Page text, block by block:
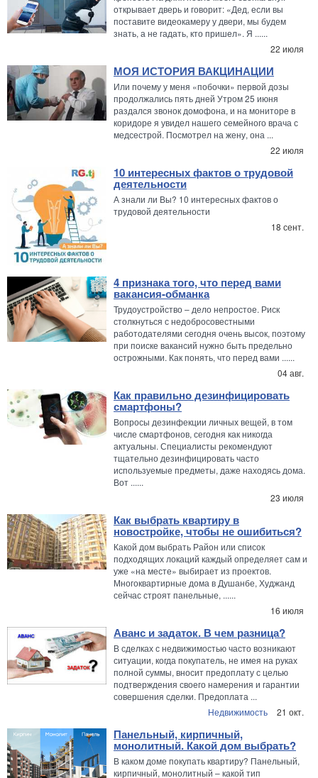
открывает дверь и говорит: «Дед, если вы
поставите видеокамеру у двери, мы будем
знать, а не гадать, кто пришел». Я ......
22 июля
МОЯ ИСТОРИЯ ВАКЦИНАЦИИ
Или почему у меня «побочки» первой дозы
продолжались пять дней Утром 25 июня
раздался звонок домофона, и на мониторе в
коридоре я увидел нашего семейного врача с
медсестрой. Посмотрел на жену, она ...
22 июля
10 интересных фактов о трудовой
деятельности
А знали ли Вы? 10 интересных фактов о
трудовой деятельности
18 сент.
4 признака того, что перед вами
вакансия-обманка
Трудоустройство – дело непростое. Риск
столкнуться с недобросовестными
работодателями сегодня очень высок, поэтому
при поиске вакансий нужно быть предельно
острожными. Как понять, что перед вами ......
04 авг.
Как правильно дезинфицировать
смартфоны?
Вопросы дезинфекции личных вещей, в том
числе смартфонов, сегодня как никогда
актуальны. Специалисты рекомендуют
тщательно дезинфицировать часто
используемые предметы, даже находясь дома.
Вот ......
23 июля
Как выбрать квартиру в
новостройке, чтобы не ошибиться?
Какой дом выбрать Район или список
подходящих локаций каждый определяет сам и
уже «на месте» выбирает из проектов.
Многоквартирные дома в Душанбе, Худжанд
сейчас строят панельные, ......
16 июля
Аванс и задаток. В чем разница?
В сделках с недвижимостью часто возникают
ситуации, когда покупатель, не имея на руках
полной суммы, вносит предоплату с целью
подтверждения своего намерения и гарантии
совершения сделки. Предоплата ...
Недвижимость
21 окт.
Панельный, кирпичный,
монолитный. Какой дом выбрать?
В каком доме покупать квартиру? Панельный,
кирпичный, монолитный – какой тип